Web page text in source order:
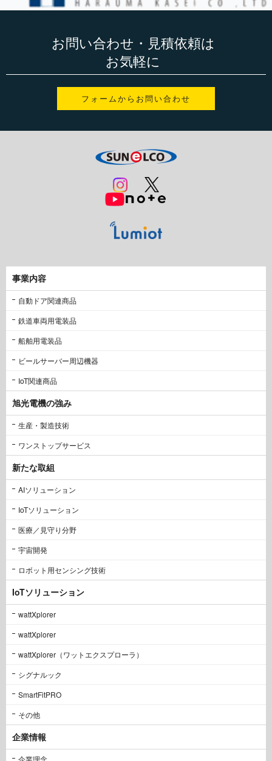
お問い合わせ・見積依頼は
お気軽に
フォームからお問い合わせ
事業内容
自動ドア関連商品
鉄道車両用電装品
船舶用電装品
ビールサーバー周辺機器
IoT関連商品
旭光電機の強み
生産・製造技術
ワンストップサービス
新たな取組
AIソリューション
IoTソリューション
医療／見守り分野
宇宙開発
ロボット用センシング技術
IoTソリューション
wattXplorer
wattXplorer
wattXplorer（ワットエクスプローラ）
シグナルック
SmartFitPRO
その他
企業情報